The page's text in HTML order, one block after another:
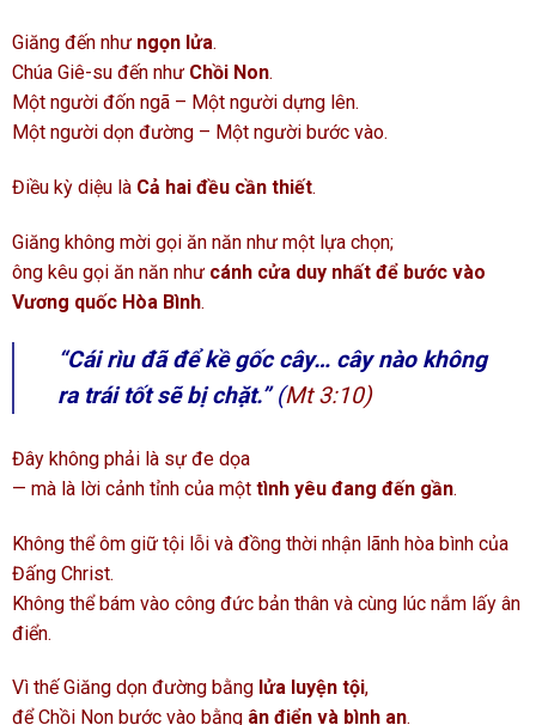
Giăng đến như ngọn lửa.
Chúa Giê-su đến như Chồi Non.
Một người đốn ngã – Một người dựng lên.
Một người dọn đường – Một người bước vào.
Điều kỳ diệu là Cả hai đều cần thiết.
Giăng không mời gọi ăn năn như một lựa chọn;
ông kêu gọi ăn năn như cánh cửa duy nhất để bước vào
Vương quốc Hòa Bình.
“Cái rìu đã để kề gốc cây… cây nào không
ra trái tốt sẽ bị chặt.” (Mt 3:10)
Đây không phải là sự đe dọa
— mà là lời cảnh tỉnh của một tình yêu đang đến gần.
Không thể ôm giữ tội lỗi và đồng thời nhận lãnh hòa bình của
Đấng Christ.
Không thể bám vào công đức bản thân và cùng lúc nắm lấy ân
điển.
Vì thế Giăng dọn đường bằng lửa luyện tội,
để Chồi Non bước vào bằng ân điển và bình an.